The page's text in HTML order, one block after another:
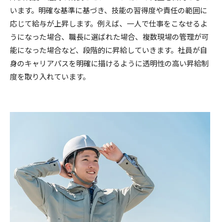
います。明確な基準に基づき、技能の習得度や責任の範囲に
応じて給与が上昇します。例えば、一人で仕事をこなせるよ
うになった場合、職長に選ばれた場合、複数現場の管理が可
能になった場合など、段階的に昇給していきます。社員が自
身のキャリアパスを明確に描けるように透明性の高い昇給制
度を取り入れています。